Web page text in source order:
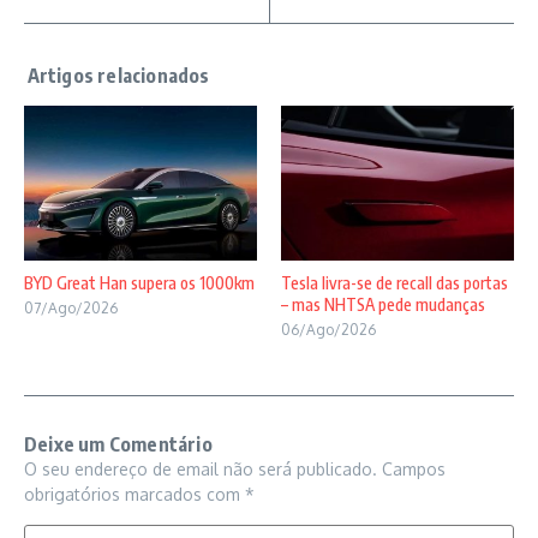
BYD Great Han supera os 1000km
07/Ago/2026
Tesla livra-se de recall das portas
– mas NHTSA pede mudanças
06/Ago/2026
Deixe um Comentário
O seu endereço de email não será publicado. Campos
obrigatórios marcados com *